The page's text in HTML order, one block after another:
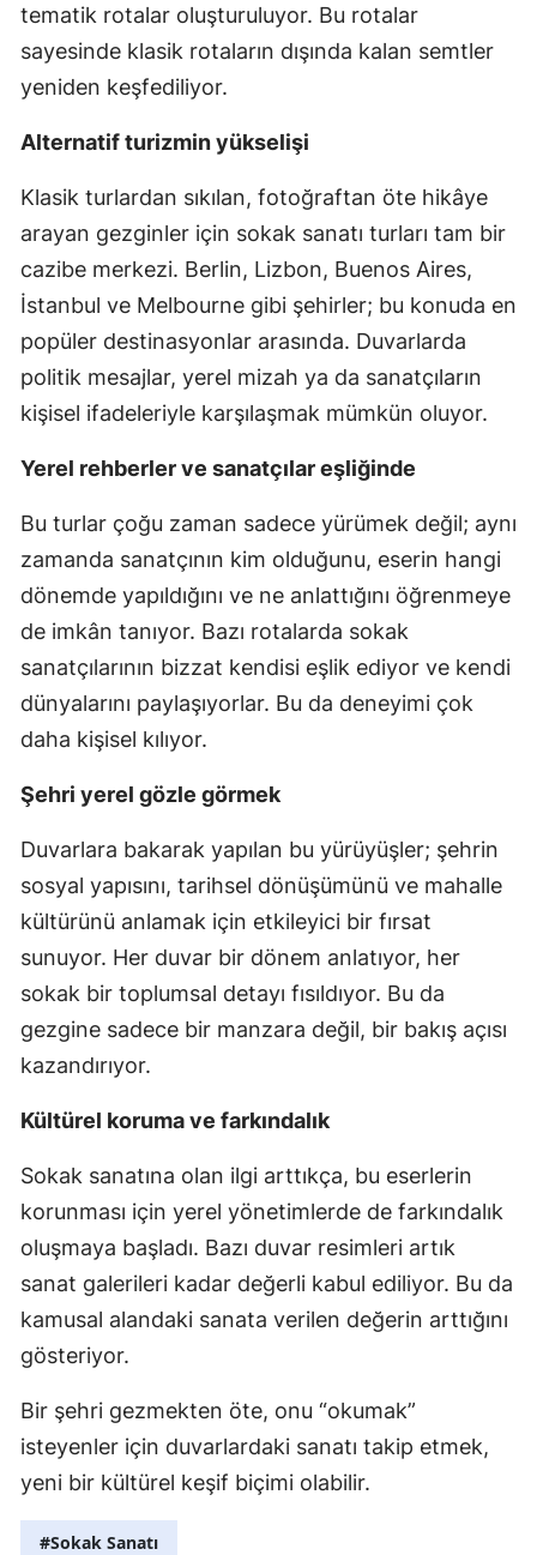
tematik rotalar oluşturuluyor. Bu rotalar
sayesinde klasik rotaların dışında kalan semtler
yeniden keşfediliyor.
Alternatif turizmin yükselişi
Klasik turlardan sıkılan, fotoğraftan öte hikâye
arayan gezginler için sokak sanatı turları tam bir
cazibe merkezi. Berlin, Lizbon, Buenos Aires,
İstanbul ve Melbourne gibi şehirler; bu konuda en
popüler destinasyonlar arasında. Duvarlarda
politik mesajlar, yerel mizah ya da sanatçıların
kişisel ifadeleriyle karşılaşmak mümkün oluyor.
Yerel rehberler ve sanatçılar eşliğinde
Bu turlar çoğu zaman sadece yürümek değil; aynı
zamanda sanatçının kim olduğunu, eserin hangi
dönemde yapıldığını ve ne anlattığını öğrenmeye
de imkân tanıyor. Bazı rotalarda sokak
sanatçılarının bizzat kendisi eşlik ediyor ve kendi
dünyalarını paylaşıyorlar. Bu da deneyimi çok
daha kişisel kılıyor.
Şehri yerel gözle görmek
Duvarlara bakarak yapılan bu yürüyüşler; şehrin
sosyal yapısını, tarihsel dönüşümünü ve mahalle
kültürünü anlamak için etkileyici bir fırsat
sunuyor. Her duvar bir dönem anlatıyor, her
sokak bir toplumsal detayı fısıldıyor. Bu da
gezgine sadece bir manzara değil, bir bakış açısı
kazandırıyor.
Kültürel koruma ve farkındalık
Sokak sanatına olan ilgi arttıkça, bu eserlerin
korunması için yerel yönetimlerde de farkındalık
oluşmaya başladı. Bazı duvar resimleri artık
sanat galerileri kadar değerli kabul ediliyor. Bu da
kamusal alandaki sanata verilen değerin arttığını
gösteriyor.
Bir şehri gezmekten öte, onu “okumak”
isteyenler için duvarlardaki sanatı takip etmek,
yeni bir kültürel keşif biçimi olabilir.
#Sokak Sanatı